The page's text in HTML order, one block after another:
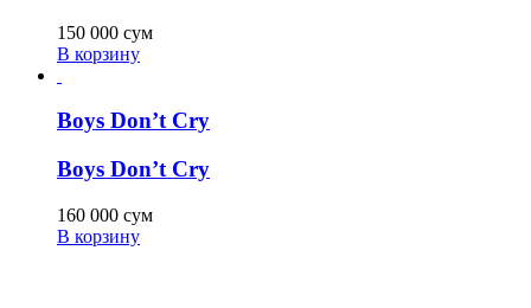
150 000 сум
В корзину
Boys Don’t Cry
Boys Don’t Cry
160 000 сум
В корзину